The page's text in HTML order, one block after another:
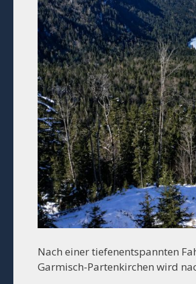
Nach einer tiefenentspannten
Garmisch-Partenkirchen wird